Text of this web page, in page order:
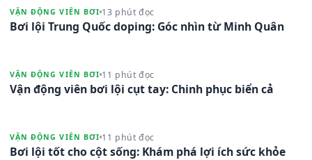
VẬN ĐỘNG VIÊN BƠI 13 phút đọc
Bơi lội Trung Quốc doping: Góc nhìn từ Minh Quân
VẬN ĐỘNG VIÊN BƠI 11 phút đọc
Vận động viên bơi lội cụt tay: Chinh phục biển cả
VẬN ĐỘNG VIÊN BƠI 11 phút đọc
Bơi lội tốt cho cột sống: Khám phá lợi ích sức khỏe